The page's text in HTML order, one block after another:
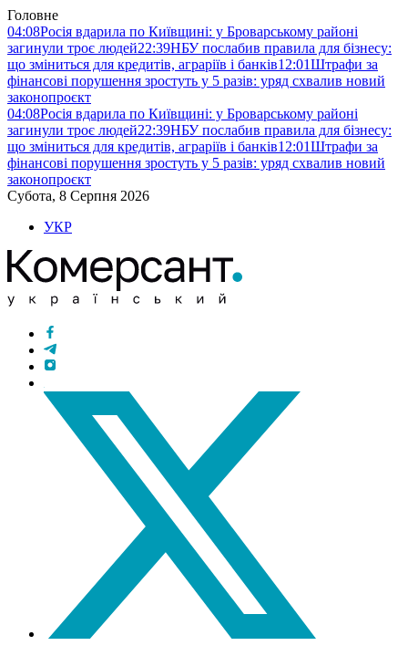
Головне
04:08Росія вдарила по Київщині: у Броварському районі
загинули троє людей22:39НБУ послабив правила для бізнесу:
що зміниться для кредитів, аграріїв і банків12:01Штрафи за
фінансові порушення зростуть у 5 разів: уряд схвалив новий
законопроєкт
04:08Росія вдарила по Київщині: у Броварському районі
загинули троє людей22:39НБУ послабив правила для бізнесу:
що зміниться для кредитів, аграріїв і банків12:01Штрафи за
фінансові порушення зростуть у 5 разів: уряд схвалив новий
законопроєкт
Субота, 8 Серпня 2026
УКР